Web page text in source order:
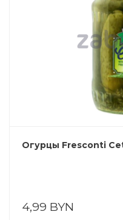
Огурцы Fresconti
4,99 BYN